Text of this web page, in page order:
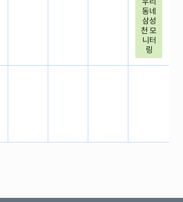
동네
삼성
천 모
니터
링